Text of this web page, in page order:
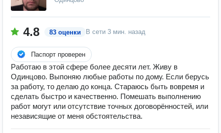
4.8 83 оценки В сети 3 мин. назад
Паспорт проверен
Работаю в этой сфере более десяти лет. Живу в
Одинцово. Выпоняю любые работы по дому. Если берусь
за работу, то делаю до конца. Стараюсь быть вовремя и
сделать быстро и качественно. Помешать выполнению
работ могут или отсутствие точных договорённостей, или
независящие от меня обстоятельства.